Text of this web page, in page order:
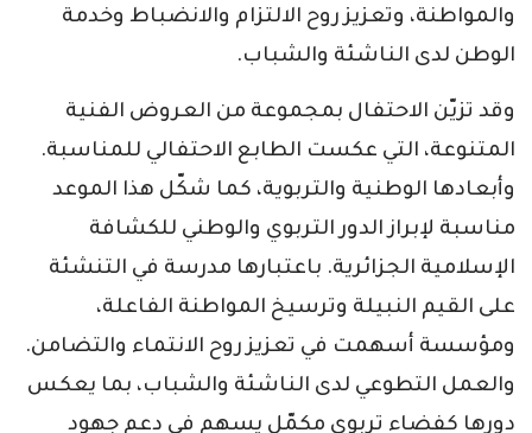
والمواطنة، وتعزيز روح الالتزام والانضباط وخدمة
الوطن لدى الناشئة والشباب.
وقد تزيّن الاحتفال بمجموعة من العروض الفنية
المتنوعة، التي عكست الطابع الاحتفالي للمناسبة.
وأبعادها الوطنية والتربوية، كما شكّل هذا الموعد
مناسبة لإبراز الدور التربوي والوطني للكشافة
الإسلامية الجزائرية. باعتبارها مدرسة في التنشئة
على القيم النبيلة وترسيخ المواطنة الفاعلة،
ومؤسسة أسهمت في تعزيز روح الانتماء والتضامن.
والعمل التطوعي لدى الناشئة والشباب، بما يعكس
دورها كفضاء تربوي مكمّل يسهم في دعم جهود